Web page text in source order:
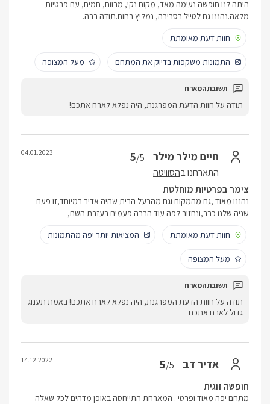
היתה לנו חופשה נעימה מאד, מקום נקי, מרווח, חמים, עם פרטיות
מלאה.נהננו גם לטייל בסביבה, נמליץ בחום.תודה רבה.
חוות דעת מאומתת
התמונות משקפות בדיוק את המתחם מעל המצופה
תודה על חוות הדעת המפרגנת, היה נפלא לארח אתכם!
חיים מילר מילר 5/5
התארחנו בהסוויטה
04.01.2023
צימר בפרטיות מוחלטת
נהננו מאוד ,גם מהמקום וגם מהבעל הבית שהיה אדיב במיוחד,זו פעם
שניה שלנו כבר,ונחזור לפה עוד הרבה פעמים בעזרת השם,
חוות דעת מאומתת
המציאות יותר יפה מהתמונות
מעל המצופה
תודה על חוות הדעת המפרגנת, היה נפלא לארח אתכם! באמת תענוג
גדול לארח אתכם
אדיר דב 5/5
14.12.2022
חופשה זוגית
מתחם יפה מאוד ופרטי . המארחת התייחסה באופן מדהים לכל שאלה